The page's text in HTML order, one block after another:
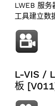
LWEB 服
工具建立数
L-VIS /
板